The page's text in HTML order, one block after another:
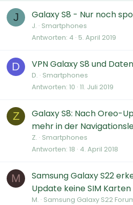
J Galaxy S8 - Nur noch
J. Smartphones
Antworten 4 5. April 2019
D VPN Galaxy S8 und
D. Smartphones
Antworten 10 11. Juli 2019
Z
Galaxy S8: Nach Oreo-
mehr in der
Z. Smartphones
Antworten 18 4. April 2018
M
Samsung Galaxy S22
Update keine SIM
M. Samsung Galaxy S22